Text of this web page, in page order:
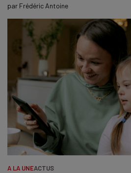
par Frédéric Antoine
A LA UNEACTUS